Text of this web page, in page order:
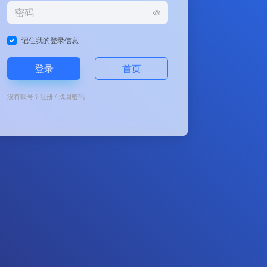
记住我的登录信息
登录 首页
没有账号？注册/找回密码